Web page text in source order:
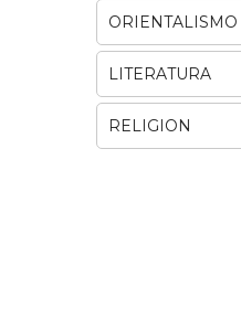
ORIENTALISMO
LITERATURA
RELIGION